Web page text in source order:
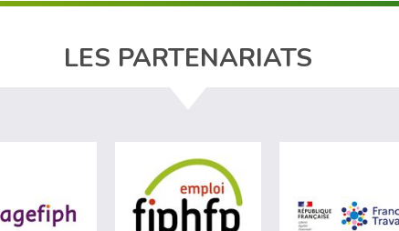
LES PARTENARIATS
de Ministère du travail (nouvelle fenêtre)
visiter les site de Agefiph (nouvelle fenêtre)
visiter les site de Fiphfp